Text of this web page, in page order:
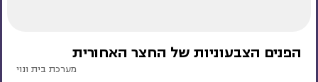
הפנים הצבעוניות של החצר האחורית
מערכת בית ונוי